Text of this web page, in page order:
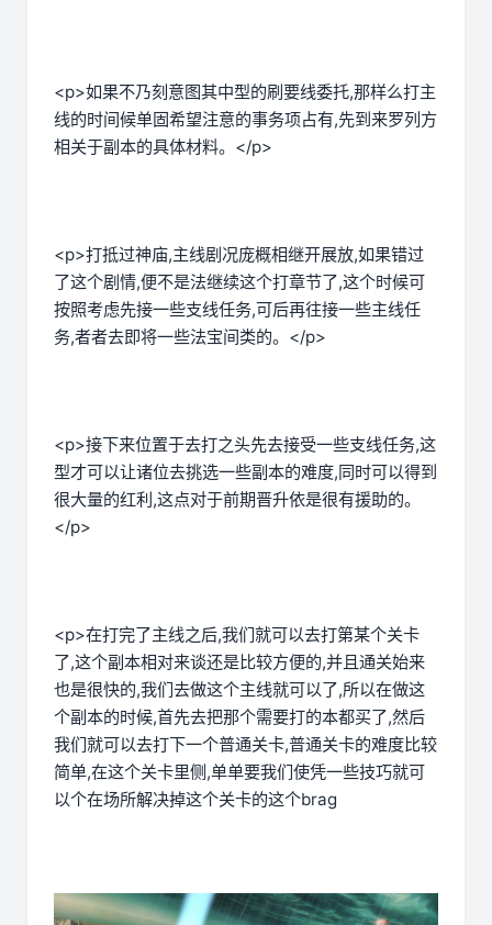
<p>如果不乃刻意图其中型的刷要线委托,那样么打主
线的时间候单固希望注意的事务项占有,先到来罗列方
相关于副本的具体材料。</p>
<p>打抵过神庙,主线剧况庞概相继开展放,如果错过
了这个剧情,便不是法继续这个打章节了,这个时候可
按照考虑先接一些支线任务,可后再往接一些主线任
务,者者去即将一些法宝间类的。</p>
<p>接下来位置于去打之头先去接受一些支线任务,这
型才可以让诸位去挑选一些副本的难度,同时可以得到
很大量的红利,这点对于前期晋升依是很有援助的。
</p>
<p>在打完了主线之后,我们就可以去打第某个关卡
了,这个副本相对来谈还是比较方便的,并且通关始来
也是很快的,我们去做这个主线就可以了,所以在做这
个副本的时候,首先去把那个需要打的本都买了,然后
我们就可以去打下一个普通关卡,普通关卡的难度比较
简单,在这个关卡里侧,单单要我们使凭一些技巧就可
以个在场所解决掉这个关卡的这个brag